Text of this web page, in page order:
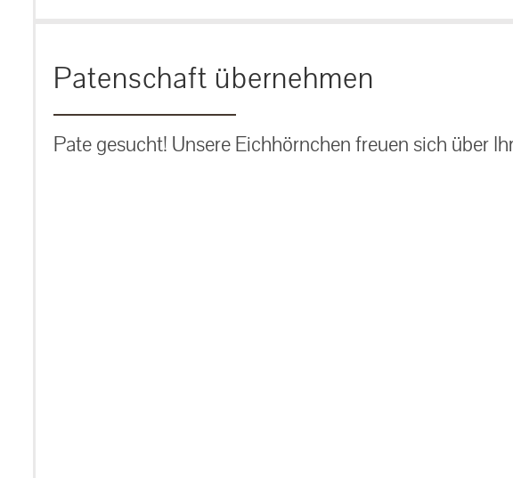
Patenschaft übernehmen
Pate gesucht! Unsere Eichhörnchen freuen sich über